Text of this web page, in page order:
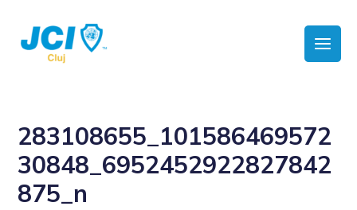
283108655_101586469572
30848_6952452922827842
875_n